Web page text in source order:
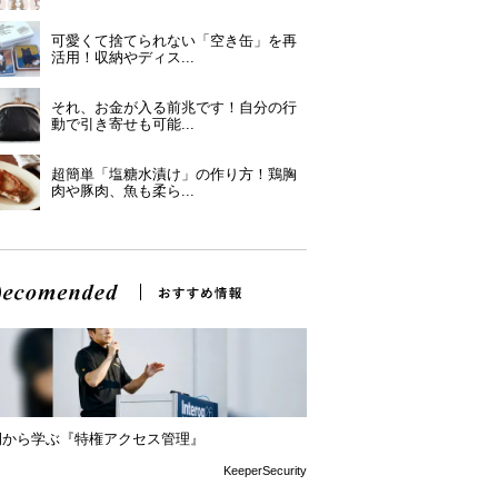
可愛くて捨てられない「空き缶」を再
活用！収納やディス...
それ、お金が入る前兆です！自分の行
動で引き寄せも可能...
超簡単「塩糖水漬け」の作り方！鶏胸
肉や豚肉、魚も柔ら...
ら学ぶ『特権アクセス管理』
KeeperSecurity